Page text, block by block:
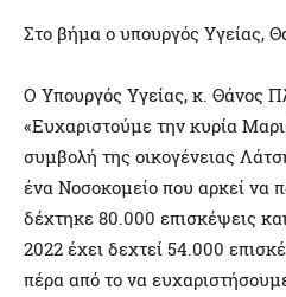
Στο βήμα ο υπουργός Υγείας,
Ο Υπουργός Υγείας, κ. Θάνος
«Ευχαριστούμε την κυρία
συμβολή της οικογένειας
ένα Νοσοκομείο που αρκεί να
δέχτηκε 80.000 επισκέψεις
2022 έχει δεχτεί 54.000
πέρα από το να